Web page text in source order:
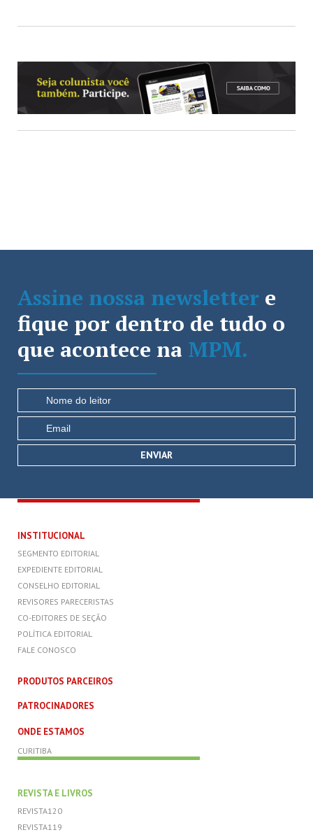
Assine nossa newsletter e
fique por dentro de tudo o
que acontece na MPM.
INSTITUCIONAL
SEGMENTO EDITORIAL
EXPEDIENTE EDITORIAL
CONSELHO EDITORIAL
REVISORES PARECERISTAS
CO-EDITORES DE SEÇÃO
POLÍTICA EDITORIAL
FALE CONOSCO
PRODUTOS PARCEIROS
PATROCINADORES
ONDE ESTAMOS
CURITIBA
REVISTA E LIVROS
REVISTA120
REVISTA119